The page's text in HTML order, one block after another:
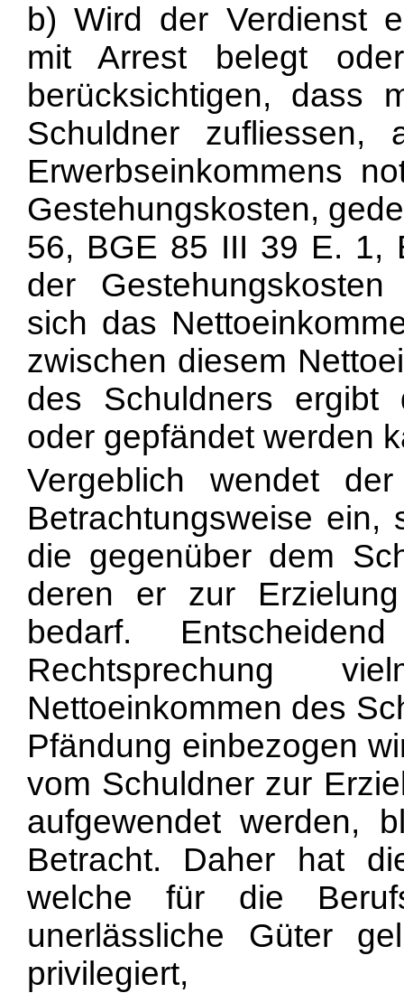
b) Wird der Verdienst
mit Arrest belegt
berücksichtigen, dass
Schuldner
Erwerbseinkommens
Gestehungskosten,
56, BGE 85 III 39 E. 1,
der
sich das
zwischen diesem
des Schuldners ergibt
oder gepfändet werden
Vergeblich wendet
Betrachtungsweise ein,
die gegenüber dem
deren er zur
bedarf.
Rechtsprechung
Nettoeinkommen des
Pfändung einbezogen
vom Schuldner zur
aufgewendet werden,
Betracht. Daher hat
welche für die
unerlässliche Güter
privilegiert,